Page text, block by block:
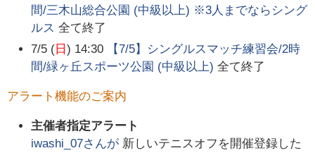
間/三木山総合公園 (中級以上) ※3人までならシング
ルス 全て終了
7/5 ( 日) 14:30
【7/5】シングルスマッチ練習会/2時
間/緑ヶ丘スポーツ公園 (中級以上) 全て終了
アラート機能のご案内
主催者指定アラート
iwashi_07さんが 新しいテニスオフを開催登録した